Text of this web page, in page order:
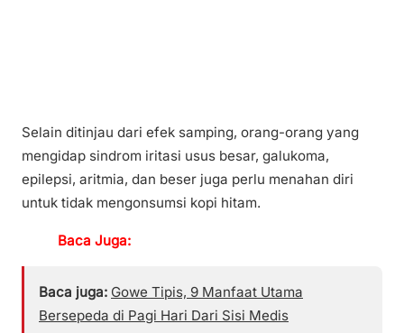
Selain ditinjau dari efek samping, orang-orang yang
mengidap sindrom iritasi usus besar, galukoma,
epilepsi, aritmia, dan beser juga perlu menahan diri
untuk tidak mengonsumsi kopi hitam.
Baca Juga:
Baca juga: Gowe Tipis, 9 Manfaat Utama
Bersepeda di Pagi Hari Dari Sisi Medis